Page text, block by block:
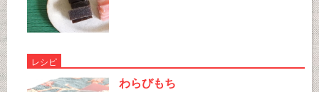
レシピ
わらびもち